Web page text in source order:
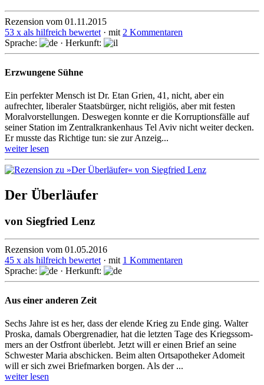
Rezension vom 01.11.2015
53 x als hilfreich bewertet · mit 2 Kommentaren
Sprache:
· Herkunft:
Erzwungene Sühne
Ein perfekter Mensch ist Dr. Etan Grien, 41, nicht, aber ein
aufrechter, liberaler Staats­bürger, nicht reli­giös, aber mit festen
Moral­vor­stel­lungen. Deswegen konnte er die Korrup­tions­fälle auf
seiner Station im Zentral­kranken­haus Tel Aviv nicht weiter decken.
Er musste das Richtige tun: sie zur Anzeig...
weiter lesen
Der Überläufer
von Siegfried Lenz
Rezension vom 01.05.2016
45 x als hilfreich bewertet · mit 1 Kommentaren
Sprache:
· Herkunft:
Aus einer anderen Zeit
Sechs Jahre ist es her, dass der elende Krieg zu Ende ging. Walter
Proska, damals Ober­grena­dier, hat die letzten Tage des Kriegs­som­
mers an der Ost­front über­lebt. Jetzt will er einen Brief an seine
Schwes­ter Maria ab­schi­cken. Beim alten Ortsapotheker Adomeit
will er sich zwei Briefmarken borgen. Als der ...
weiter lesen